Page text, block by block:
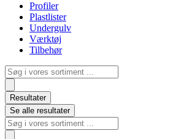
Profiler
Plastlister
Undergulv
Værktøj
Tilbehør
Search
...
Resultater
Se alle resultater
Search
...